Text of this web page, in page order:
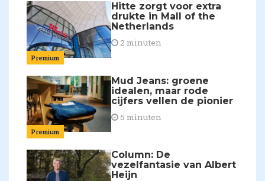
Premium
Hitte zorgt voor extra
drukte in Mall of the
Netherlands
2 minuten
Premium
Mud Jeans: groene
idealen, maar rode
cijfers vellen de pionier
5 minuten
Column: De
vezelfantasie van Albert
Heijn